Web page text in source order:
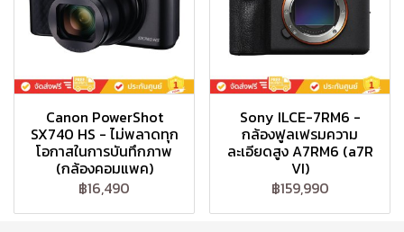
Canon PowerShot
SX740 HS - ไม่พลาดทุก
โอกาสในการบันทึกภาพ
(กล้องคอมแพค)
฿16,490
Sony ILCE-7RM6 -
กล้องฟูลเฟรมความ
ละเอียดสูง A7RM6 (a7R
VI)
฿159,990